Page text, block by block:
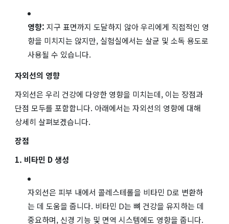
영향: 지구 표면까지 도달하지 않아 우리에게 직접적인 영
향을 미치지는 않지만, 실험실에서는 살균 및 소독 용도로
사용될 수 있습니다.
자외선의 영향
자외선은 우리 건강에 다양한 영향을 미치는데, 이는 장점과
단점 모두를 포함합니다. 아래에서는 자외선의 영향에 대해
상세히 살펴보겠습니다.
장점
1. 비타민 D 생성
자외선은 피부 내에서 콜레스테롤을 비타민 D로 변환하
는 데 도움을 줍니다. 비타민 D는 뼈 건강을 유지하는 데
중요하며, 신경 기능 및 면역 시스템에도 영향을 줍니다.